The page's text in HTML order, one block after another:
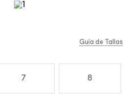
7 8
Guía de Tallas